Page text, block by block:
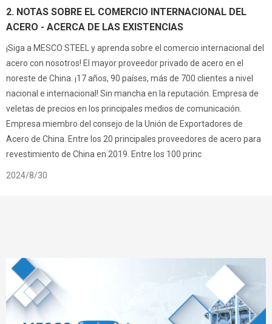
2. NOTAS SOBRE EL COMERCIO INTERNACIONAL DEL
ACERO - ACERCA DE LAS EXISTENCIAS
¡Siga a MESCO STEEL y aprenda sobre el comercio internacional del
acero con nosotros! El mayor proveedor privado de acero en el
noreste de China. ¡17 años, 90 países, más de 700 clientes a nivel
nacional e internacional! Sin mancha en la reputación. Empresa de
veletas de precios en los principales medios de comunicación.
Empresa miembro del consejo de la Unión de Exportadores de
Acero de China. Entre los 20 principales proveedores de acero para
revestimiento de China en 2019. Entre los 100 princ
2024/8/30